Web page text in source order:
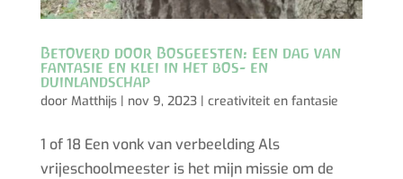
Betoverd door Bosgeesten: Een dag van
fantasie en klei in het bos- en
duinlandschap
door Matthijs| nov 9, 2023| creativiteit en fantasie
1 of 18 Een vonk van verbeelding Als
vrijeschoolmeester is het mijn missie om de